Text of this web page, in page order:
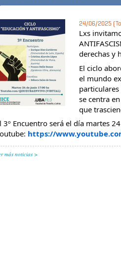
24/06/2025
Lxs
derechas y
El ciclo
el mundo
se centra
que
3º Encuentro será el día martes
https://
más noticias